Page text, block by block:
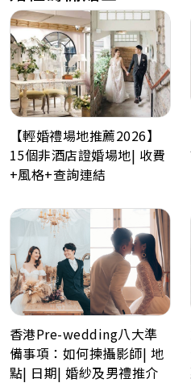
【輕婚禮場地推薦2026】
15個非酒店證婚場地| 收費
+風格+查詢連結
香港Pre-wedding八大準
備事項：如何揀攝影師| 地
點| 日期| 婚紗及男禮推介